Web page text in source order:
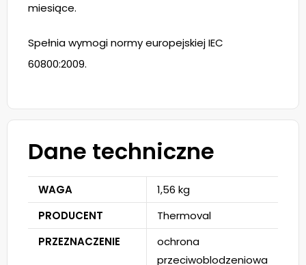
miesiące.
Spełnia wymogi normy europejskiej IEC
60800:2009.
Dane techniczne
WAGA
1,56 kg
PRODUCENT
Thermoval
PRZEZNACZENIE
ochrona
przeciwoblodzeniowa